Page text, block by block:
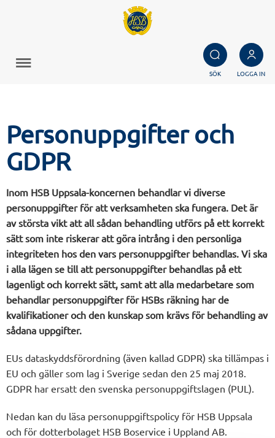
SÖK LOGGA IN
Personuppgifter och
GDPR
Inom HSB Uppsala-koncernen behandlar vi diverse
personuppgifter för att verksamheten ska fungera. Det är
av största vikt att all sådan behandling utförs på ett korrekt
sätt som inte riskerar att göra intrång i den personliga
integriteten hos den vars personuppgifter behandlas. Vi ska
i alla lägen se till att personuppgifter behandlas på ett
lagenligt och korrekt sätt, samt att alla medarbetare som
behandlar personuppgifter för HSBs räkning har de
kvalifikationer och den kunskap som krävs för behandling av
sådana uppgifter.
EUs dataskyddsförordning (även kallad GDPR) ska tillämpas i
EU och gäller som lag i Sverige sedan den 25 maj 2018.
GDPR har ersatt den svenska personuppgiftslagen (PUL).
Nedan kan du läsa personuppgiftspolicy för HSB Uppsala
och för dotterbolaget HSB Boservice i Uppland AB.